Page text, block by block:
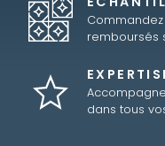
Commandez
remboursés
dans tous